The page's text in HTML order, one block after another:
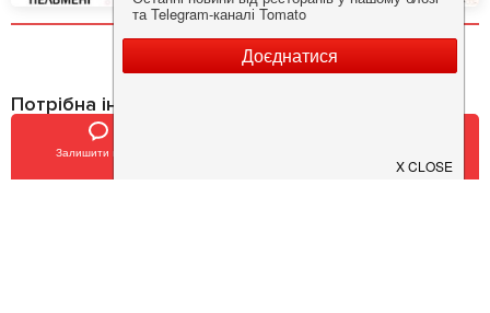
Залишити відгук
Потрібна інформація про заклад?
Завантажуйте додаток!